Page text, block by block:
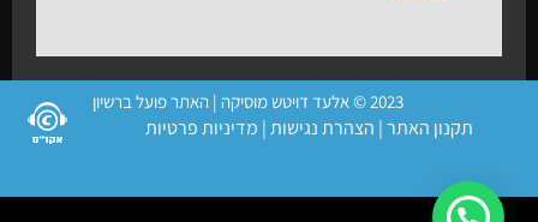
2023 © אלעד דויטש מוסיקה | האתר פועל ברשיון
תקנון האתר| הצהרת נגישות| מדיניות פרטיות